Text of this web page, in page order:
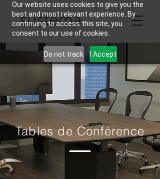
Our website uses cookies to give you the
best and most relevant experience. By
continuing to access this site, you
consent to our use of cookies.
Do not track I Accept
Tables de Conférence